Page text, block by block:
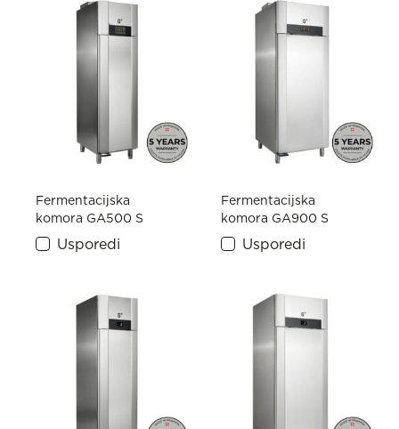
Fermentacijska
komora GA500 S
Usporedi
Fermentacijska
komora GA900 S
Usporedi